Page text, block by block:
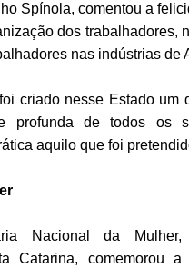
Spínola, comentou a
dos trabalhadores,
nas indústrias de
criado nesse Estado
profunda de todos os
aquilo que foi
Nacional da Mulher,
Catarina, comemorou a